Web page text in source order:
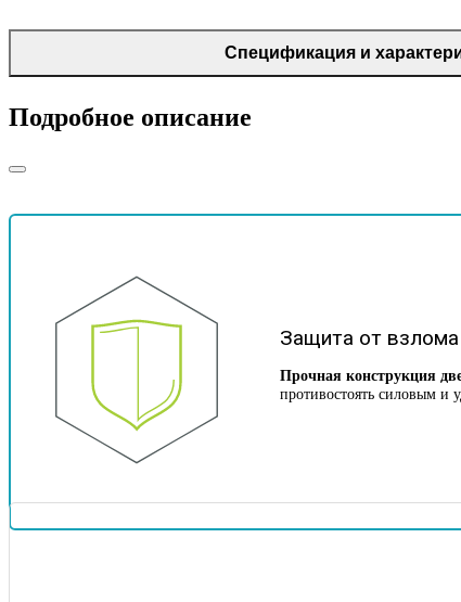
Спецификация и
Подробное описание
Защита от
Прочная конструкция
противостоять силовым и